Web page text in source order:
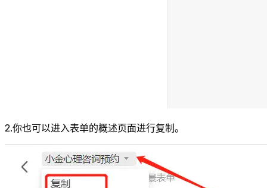
2.你也可以进入表单的概述页面进行复制。